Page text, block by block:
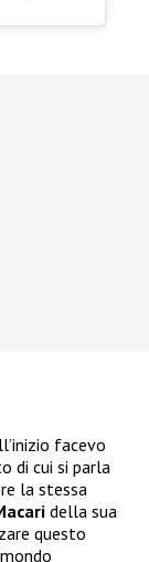
facevo
di cui si parla
la stessa
della sua
questo